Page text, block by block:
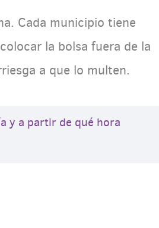
Cada municipio tiene
la bolsa fuera de la
a que lo multen.
y a partir de qué hora